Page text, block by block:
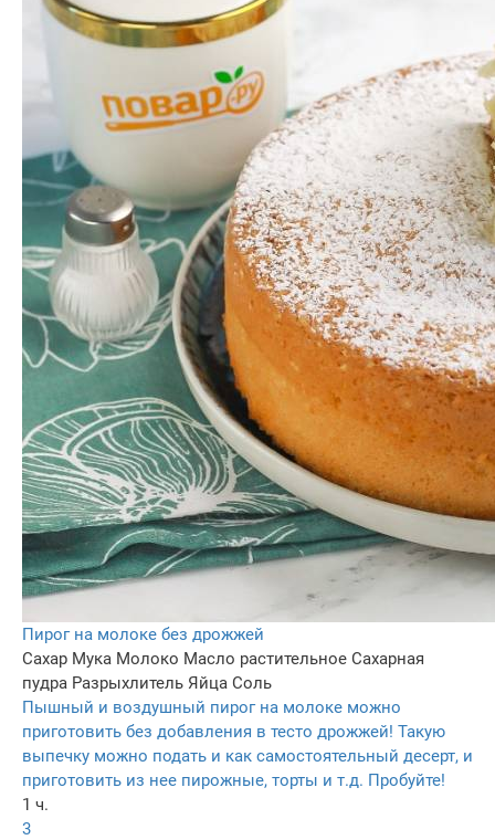
Пирог на молоке без дрожжей
Сахар Мука Молоко Масло растительное Сахарная
пудра Разрыхлитель Яйца Соль
Пышный и воздушный пирог на молоке можно
приготовить без добавления в тесто дрожжей! Такую
выпечку можно подать и как самостоятельный десерт, и
приготовить из нее пирожные, торты и т.д. Пробуйте!
1 ч.
3